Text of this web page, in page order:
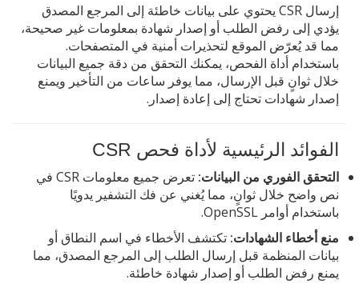
إرسال CSR يحتوي على بيانات خاطئة إلى المرجع المصدق
يؤدي إلى رفض الطلب أو إصدار شهادة بمعلومات غير صحيحة،
مما قد يُعرّض الموقع لتحذيرات أمنية في المتصفحات.
باستخدام أداة الفحص، يمكنك التحقق من دقة جميع البيانات
خلال ثوانٍ قبل الإرسال، مما يوفر ساعات من التأخير ويمنع
إصدار شهادات تحتاج إلى إعادة إصدار.
الفوائد الرئيسية لأداة فحص CSR
التحقق الفوري من البيانات:
تعرض جميع معلومات CSR في
نص واضح خلال ثوانٍ، مما يُغني عن فك التشفير يدويًا
باستخدام أوامر OpenSSL.
منع أخطاء الشهادات: تكتشف الأخطاء في اسم النطاق أو
بيانات المنظمة قبل إرسال الطلب إلى المرجع المصدق، مما
يمنع رفض الطلب أو إصدار شهادة خاطئة.